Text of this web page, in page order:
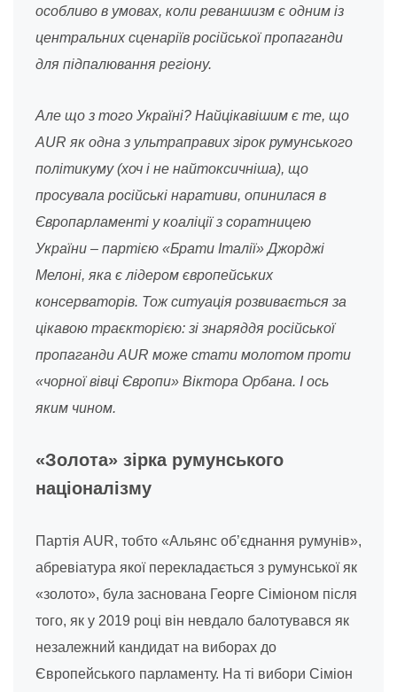
особливо в умовах, коли реваншизм є одним із
центральних сценаріїв російської пропаганди
для підпалювання регіону.
Але що з того Україні? Найцікавішим є те, що
AUR як одна з ультраправих зірок румунського
політикуму (хоч і не найтоксичніша), що
просувала російські наративи, опинилася в
Європарламенті у коаліції з соратницею
України – партією «Брати Італії» Джорджі
Мелоні, яка є лідером європейських
консерваторів. Тож ситуація розвивається за
цікавою траєкторією: зі знаряддя російської
пропаганди AUR може стати молотом проти
«чорної вівці Європи» Віктора Орбана. І ось
яким чином.
«Золота» зірка румунського
націоналізму
Партія AUR, тобто «Альянс об’єднання румунів»,
абревіатура якої перекладається з румунської як
«золото», була заснована Георге Сіміоном після
того, як у 2019 році він невдало балотувався як
незалежний кандидат на виборах до
Європейського парламенту. На ті вибори Сіміон